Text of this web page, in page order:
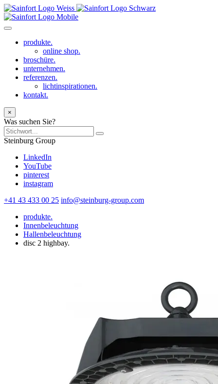
produkte.
online shop.
broschüre.
unternehmen.
referenzen.
lichtinspirationen.
kontakt.
×
Was suchen Sie?
Steinburg Group
LinkedIn
YouTube
pinterest
instagram
+41 43 433 00 25 info@steinburg-group.com
produkte.
Innenbeleuchtung
Hallenbeleuchtung
disc 2 highbay.